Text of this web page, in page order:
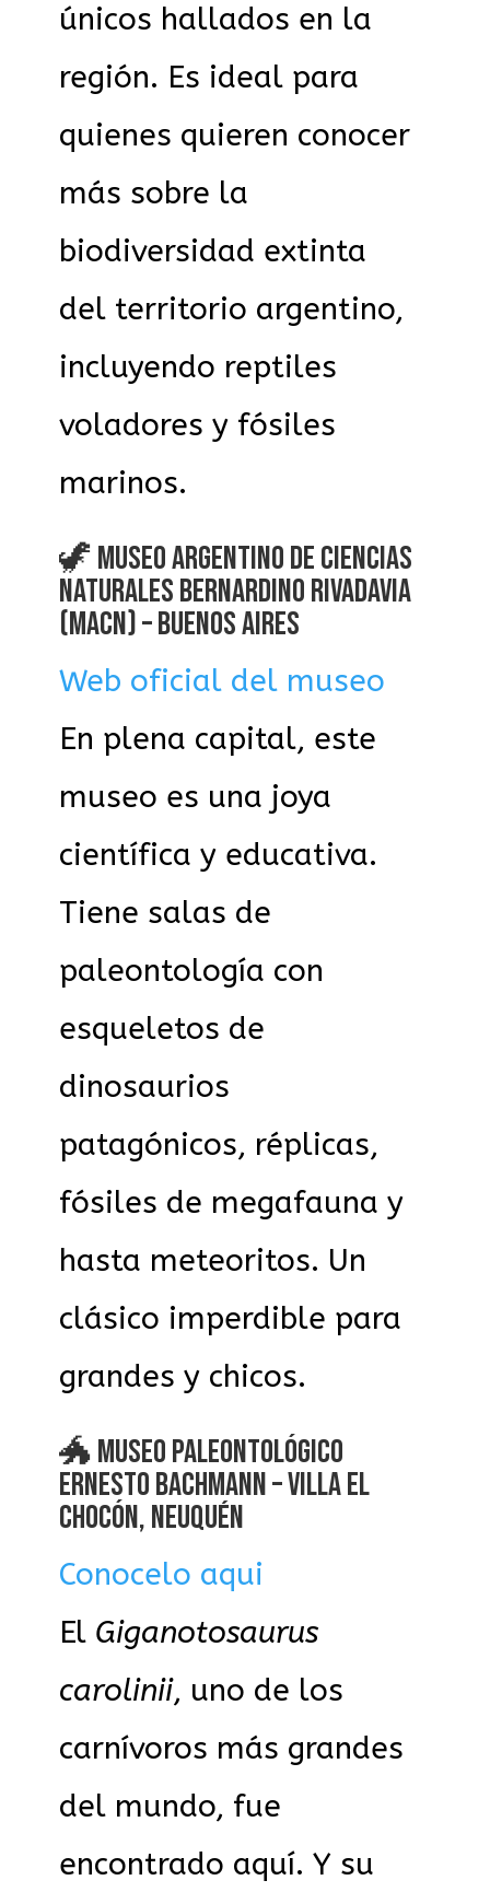
únicos hallados en la
región. Es ideal para
quienes quieren conocer
más sobre la
biodiversidad extinta
del territorio argentino,
incluyendo reptiles
voladores y fósiles
marinos.
🦖 MUSEO ARGENTINO DE CIENCIAS
NATURALES BERNARDINO RIVADAVIA
(MACN) – BUENOS AIRES
Web oficial del museo
En plena capital, este
museo es una joya
científica y educativa.
Tiene salas de
paleontología con
esqueletos de
dinosaurios
patagónicos, réplicas,
fósiles de megafauna y
hasta meteoritos. Un
clásico imperdible para
grandes y chicos.
🐲 MUSEO PALEONTOLÓGICO
ERNESTO BACHMANN – VILLA EL
CHOCÓN, NEUQUÉN
Conocelo aqui
El Giganotosaurus
carolinii, uno de los
carnívoros más grandes
del mundo, fue
encontrado aquí. Y su